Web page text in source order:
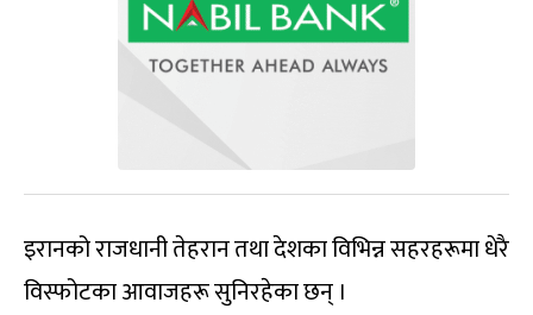
इरानको राजधानी तेहरान तथा देशका विभिन्न सहरहरूमा धेरै
विस्फोटका आवाजहरू सुनिरहेका छन् ।